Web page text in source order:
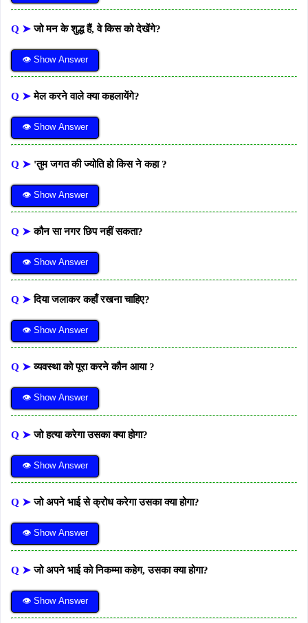
Q ➤जो मन के शुद्ध हैं, वे किस को देखेंगे?
👁 Show Answer
Q ➤मेल करने वाले क्या कहलायेंगे?
👁 Show Answer
Q ➤ 'तुम जगत की ज्योति हो किस ने कहा ?
👁 Show Answer
Q ➤कौन सा नगर छिप नहीं सकता?
👁 Show Answer
Q ➤दिया जलाकर कहाँ रखना चाहिए?
👁 Show Answer
Q ➤व्यवस्था को पूरा करने कौन आया ?
👁 Show Answer
Q ➤जो हत्या करेगा उसका क्या होगा?
👁 Show Answer
Q ➤जो अपने भाई से क्रोध करेगा उसका क्या होगा?
👁 Show Answer
Q ➤जो अपने भाई को निकम्मा कहेग, उसका क्या होगा?
👁 Show Answer